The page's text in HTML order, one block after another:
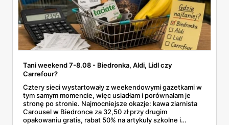
Tani weekend 7-8.08 - Biedronka, Aldi, Lidl czy
Carrefour?
Cztery sieci wystartowały z weekendowymi gazetkami w
tym samym momencie, więc usiadłam i porównałam je
stronę po stronie. Najmocniejsze okazje: kawa ziarnista
Carousel w Biedronce za 32,50 zł przy drugim
opakowaniu gratis, rabat 50% na artykuły szkolne i